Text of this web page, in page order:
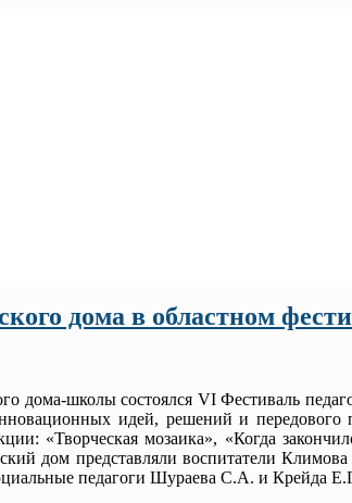
дома в областном
дома-школы состоялся VI Фестиваль
идей, решений и передового
«Творческая мозаика», «Когда
дом представляли воспитатели
педагоги Шураева С.А. и Крейда